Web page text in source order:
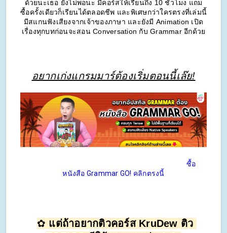
ด้วยนะเธอ ยังไม่พอนะ มีคอร์สให้เรียนถึง 10 ชั่วโมง แถม
ซื้อครั้งเดียวก็เรียนได้ตลอดชีพ และพิเศษกว่าใครตรงที่เล่มนี้
มีสแกนฟังเสียงจากเจ้าของภาษา และยังมี Animation เปิด
เรื่องทุกบทก่อนจะสอน Conversation กับ Grammar อีกด้วย
อยากเก่งแกรมมาร์ต้องเริ่มตอนนี้เล๊ย!
ซื้อ
หนังสือ Grammar GO! คลิกตรงนี้
✿ แต่ถ้าอยากติวคอร์ส KruDew ติว